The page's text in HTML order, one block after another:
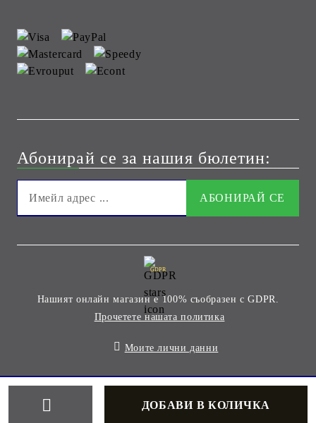
Абонирай се за нашия бюлетин:
GDPR
Нашият онлайн магазин е 100% съобразен с GDPR.
Прочетете нашата политика
Моите лични данни